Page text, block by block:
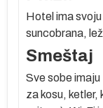
Hotel ima
suncobrana,
Smeštaj
Sve sobe
za kosu, ketler,